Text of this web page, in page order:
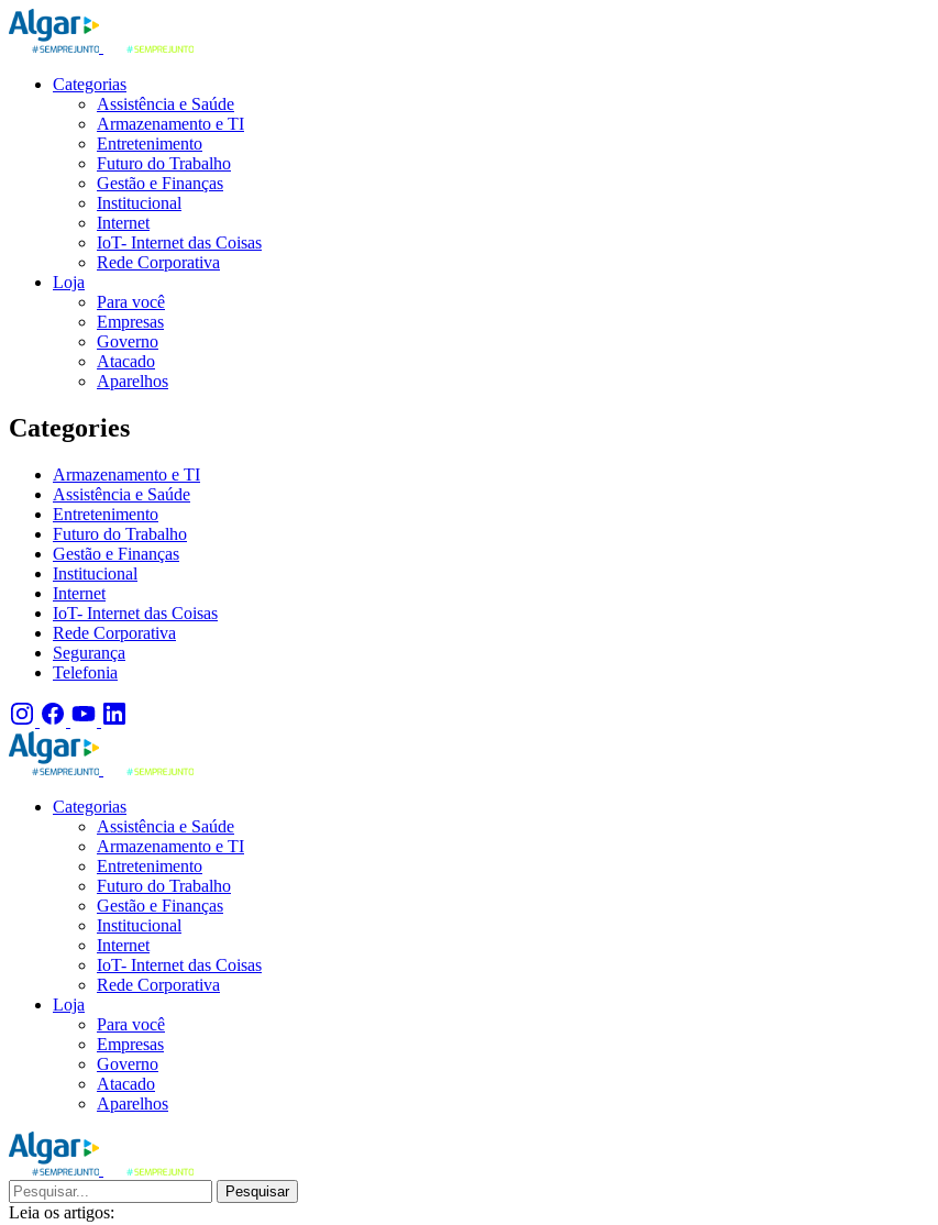
Categorias
Assistência e Saúde
Armazenamento e TI
Entretenimento
Futuro do Trabalho
Gestão e Finanças
Institucional
Internet
IoT- Internet das Coisas
Rede Corporativa
Loja
Para você
Empresas
Governo
Atacado
Aparelhos
Categories
Armazenamento e TI
Assistência e Saúde
Entretenimento
Futuro do Trabalho
Gestão e Finanças
Institucional
Internet
IoT- Internet das Coisas
Rede Corporativa
Segurança
Telefonia
Categorias
Assistência e Saúde
Armazenamento e TI
Entretenimento
Futuro do Trabalho
Gestão e Finanças
Institucional
Internet
IoT- Internet das Coisas
Rede Corporativa
Loja
Para você
Empresas
Governo
Atacado
Aparelhos
Pesquisar
Leia os artigos: